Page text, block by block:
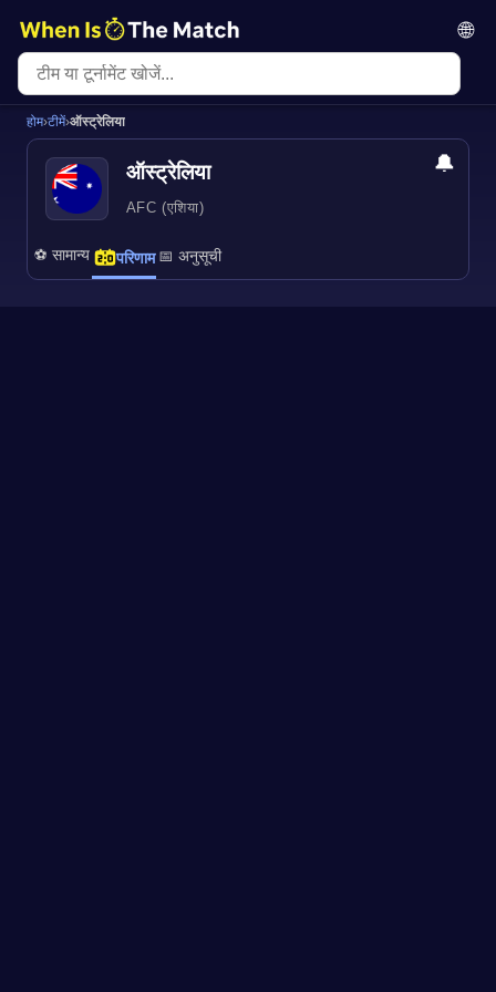
🌐
होम›टीमें›ऑस्ट्रेलिया
ऑस्ट्रेलिया
AFC (एशिया)
🔔
⚽ सामान्य परिणाम 📅 अनुसूची